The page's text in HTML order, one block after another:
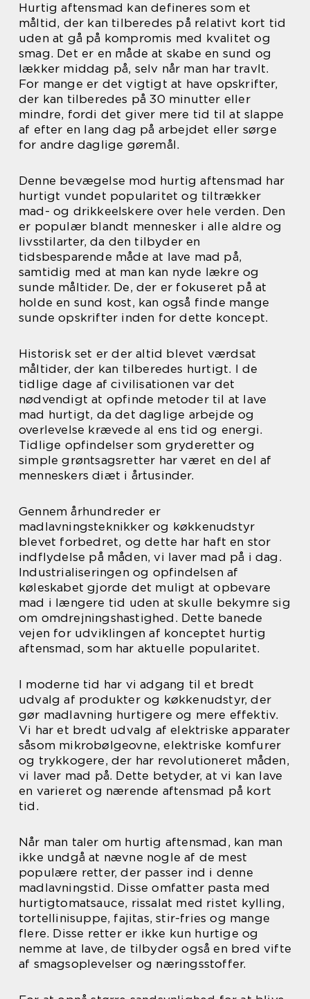
Hurtig aftensmad kan defineres som et
måltid, der kan tilberedes på relativt kort tid
uden at gå på kompromis med kvalitet og
smag. Det er en måde at skabe en sund og
lækker middag på, selv når man har travlt.
For mange er det vigtigt at have opskrifter,
der kan tilberedes på 30 minutter eller
mindre, fordi det giver mere tid til at slappe
af efter en lang dag på arbejdet eller sørge
for andre daglige gøremål.
Denne bevægelse mod hurtig aftensmad har
hurtigt vundet popularitet og tiltrækker
mad- og drikkeelskere over hele verden. Den
er populær blandt mennesker i alle aldre og
livsstilarter, da den tilbyder en
tidsbesparende måde at lave mad på,
samtidig med at man kan nyde lækre og
sunde måltider. De, der er fokuseret på at
holde en sund kost, kan også finde mange
sunde opskrifter inden for dette koncept.
Historisk set er der altid blevet værdsat
måltider, der kan tilberedes hurtigt. I de
tidlige dage af civilisationen var det
nødvendigt at opfinde metoder til at lave
mad hurtigt, da det daglige arbejde og
overlevelse krævede al ens tid og energi.
Tidlige opfindelser som gryderetter og
simple grøntsagsretter har været en del af
menneskers diæt i årtusinder.
Gennem århundreder er
madlavningsteknikker og køkkenudstyr
blevet forbedret, og dette har haft en stor
indflydelse på måden, vi laver mad på i dag.
Industrialiseringen og opfindelsen af
køleskabet gjorde det muligt at opbevare
mad i længere tid uden at skulle bekymre sig
om omdrejningshastighed. Dette banede
vejen for udviklingen af konceptet hurtig
aftensmad, som har aktuelle popularitet.
I moderne tid har vi adgang til et bredt
udvalg af produkter og køkkenudstyr, der
gør madlavning hurtigere og mere effektiv.
Vi har et bredt udvalg af elektriske apparater
såsom mikrobølgeovne, elektriske komfurer
og trykkogere, der har revolutioneret måden,
vi laver mad på. Dette betyder, at vi kan lave
en varieret og nærende aftensmad på kort
tid.
Når man taler om hurtig aftensmad, kan man
ikke undgå at nævne nogle af de mest
populære retter, der passer ind i denne
madlavningstid. Disse omfatter pasta med
hurtigtomatsauce, rissalat med ristet kylling,
tortellinisuppe, fajitas, stir-fries og mange
flere. Disse retter er ikke kun hurtige og
nemme at lave, de tilbyder også en bred vifte
af smagsoplevelser og næringsstoffer.